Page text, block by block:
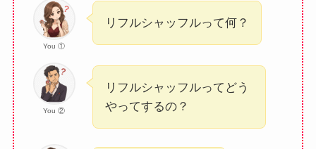
You ①
リフルシャッフルって何？
You ②
リフルシャッフルってどう
やってするの？